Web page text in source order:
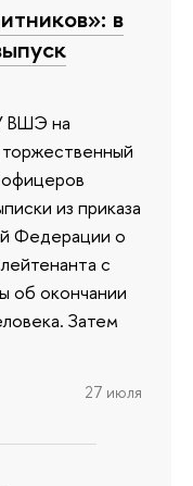
в
ВШЭ на
из приказа
Федерации о
с
об окончании
Затем
27 июля